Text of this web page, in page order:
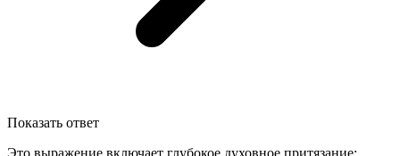
Показать ответ
Это выражение включает глубокое духовное притязание: